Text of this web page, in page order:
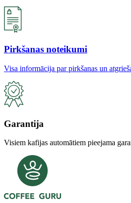
Pirkšanas noteikumi
Visa informācija par pirkšanas un
Garantija
Visiem kafijas automātiem pieejama